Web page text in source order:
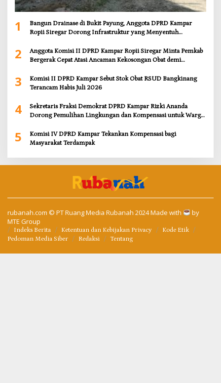
1
Bangun Drainase di Bukit Payung, Anggota DPRD Kampar
Ropii Siregar Dorong Infrastruktur yang Menyentuh
2
Anggota Komisi II DPRD Kampar Ropii Siregar Minta Pemkab
Bergerak Cepat Atasi Ancaman Kekosongan Obat demi
3
Komisi II DPRD Kampar Sebut Stok Obat RSUD Bangkinang
Terancam Habis Juli 2026
4
Sekretaris Fraksi Demokrat DPRD Kampar Rizki Ananda
Dorong Pemulihan Lingkungan dan Kompensasi untuk Warga
5
Komisi IV DPRD Kampar Tekankan Kompensasi bagi
Masyarakat Terdampak
rubanah.com © PT Ruang Media Rubanah 2024 Made with
by
MTE Group
Indeks Berita Ketentuan dan Kebijakan Privacy
Kode Etik
Pedoman Media Siber
Redaksi Tentang